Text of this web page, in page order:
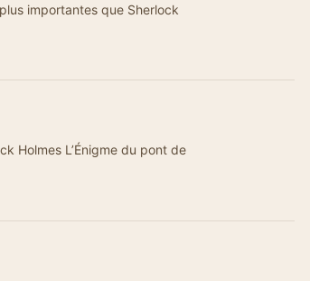
importantes que Sherlock
Holmes L’Énigme du pont de